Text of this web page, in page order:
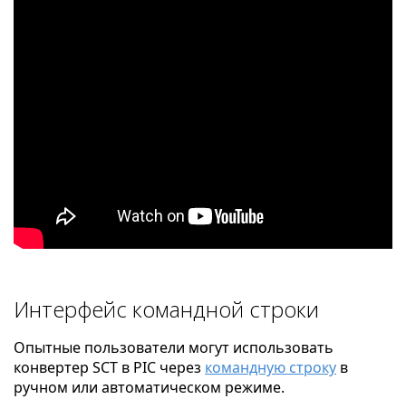
Интерфейс командной строки
Опытные пользователи могут использовать
конвертер SCT в PIC через командную строку в
ручном или автоматическом режиме.